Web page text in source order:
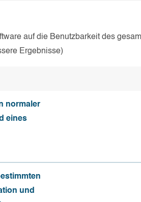
auf die Benutzbarkeit des
Ergebnisse)
normaler
eines
und